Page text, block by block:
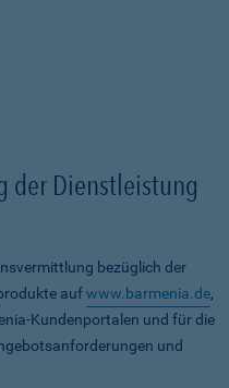
der Dienstleistung
bezüglich der
aufwww.barmenia.de,
Kundenportalen und für die
und